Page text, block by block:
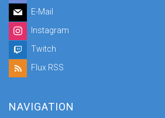
E-Mail
Instagram
Twitch
Flux RSS
NAVIGATION